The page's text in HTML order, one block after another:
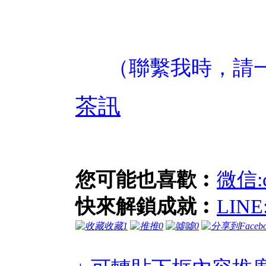
（聯繫我時，請
茶訊
您可能也喜歡︰ 微信
快來解鎖成就︰
收藏1 推0 噓0